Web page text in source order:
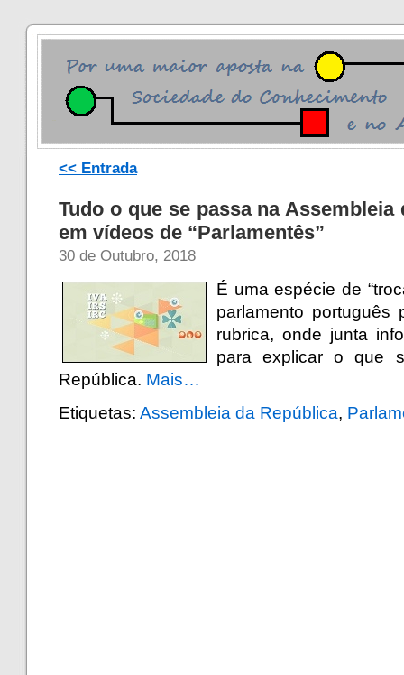
<< Entrada
Tudo o que se passa na
em vídeos de “Parlamentês”
30 de Outubro, 2018
É uma espécie de
parlamento português
rubrica, onde junta
para explicar o que
República. Mais…
Etiquetas: Assembleia da República,